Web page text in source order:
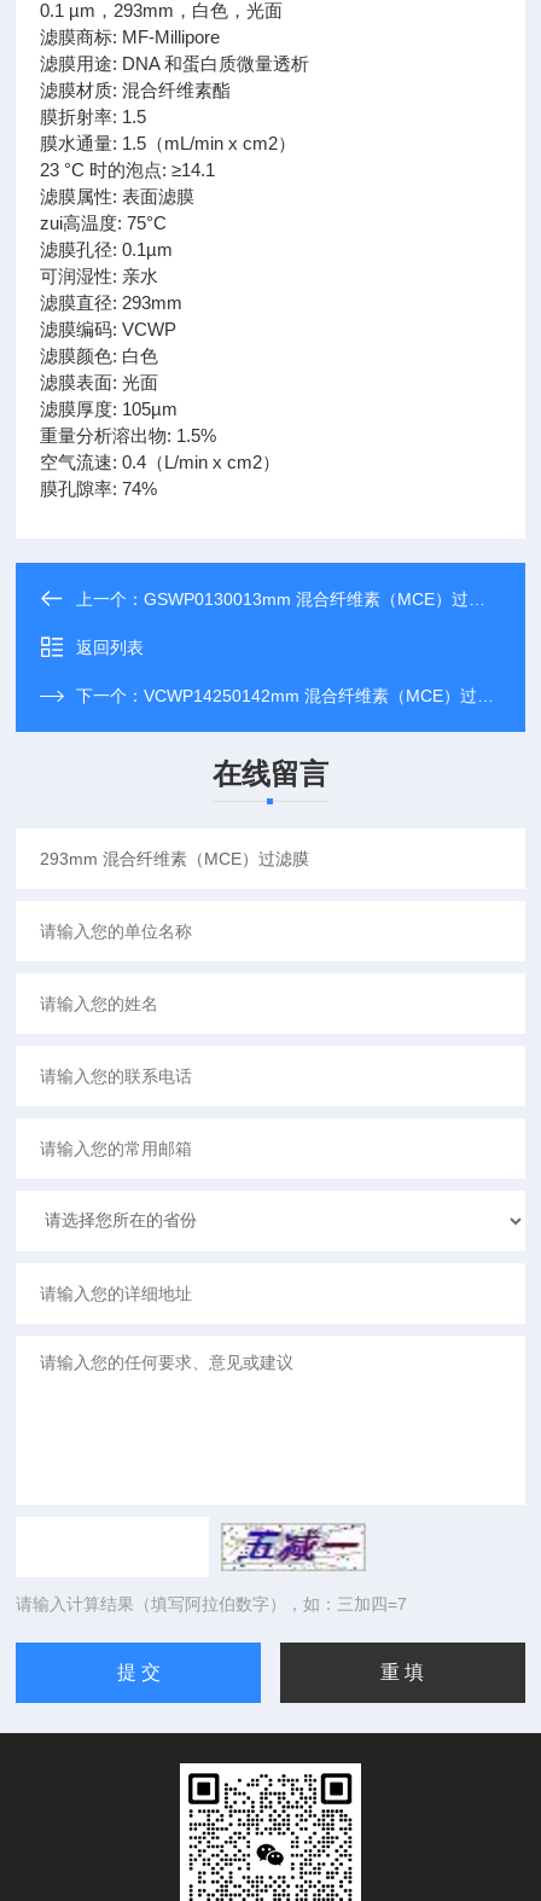
0.1 µm，293mm，白色，光面
滤膜商标: MF-Millipore
滤膜用途: DNA 和蛋白质微量透析
滤膜材质: 混合纤维素酯
膜折射率: 1.5
膜水通量: 1.5（mL/min x cm2）
23 °C 时的泡点: ≥14.1
滤膜属性: 表面滤膜
zui高温度: 75°C
滤膜孔径: 0.1µm
可润湿性: 亲水
滤膜直径: 293mm
滤膜编码: VCWP
滤膜颜色: 白色
滤膜表面: 光面
滤膜厚度: 105µm
重量分析溶出物: 1.5%
空气流速: 0.4（L/min x cm2）
膜孔隙率: 74%
上一个：GSWP0130013mm 混合纤维素（MCE）过滤膜
返回列表
下一个：VCWP14250142mm 混合纤维素（MCE）过滤膜
在线留言
请输入计算结果（填写阿拉伯数字），如：三加四=7